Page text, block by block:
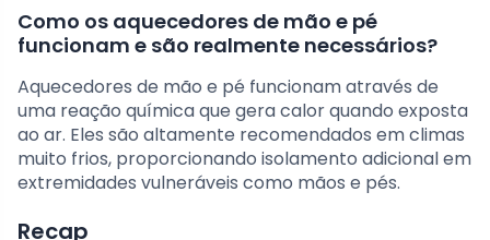
Como os aquecedores de mão e pé
funcionam e são realmente necessários?
Aquecedores de mão e pé funcionam através de
uma reação química que gera calor quando exposta
ao ar. Eles são altamente recomendados em climas
muito frios, proporcionando isolamento adicional em
extremidades vulneráveis como mãos e pés.
Recap